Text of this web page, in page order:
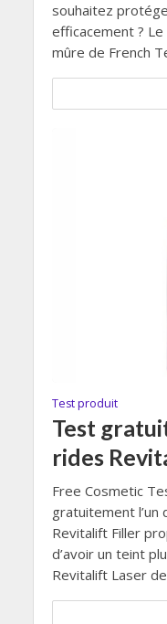
souhaitez
efficacement ?
mûre de French
Test produit
Test
rides
Free Cosmetic
gratuitement
Revitalift Filler
d’avoir un teint
Revitalift Laser de